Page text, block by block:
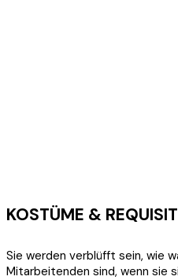
KOSTÜME &
Sie werden verblüfft sein, wie
Mitarbeitenden sind, wenn sie